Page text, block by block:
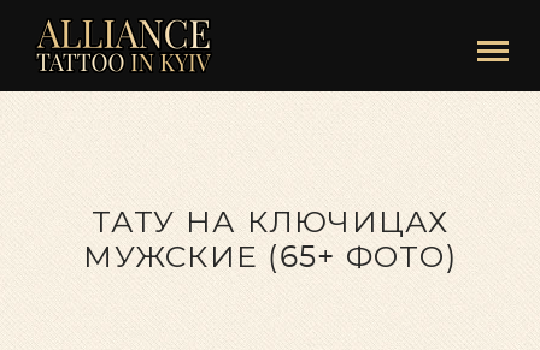
ТАТУ НА КЛЮЧИЦАХ
МУЖСКИЕ (65+ ФОТО)